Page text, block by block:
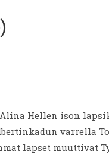
Hellen ison
varrella
lapset muuttivat